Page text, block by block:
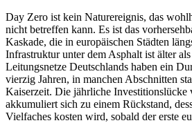
Day Zero ist kein Naturereignis, das
nicht betreffen kann. Es ist das
Kaskade, die in europäischen Städten
Infrastruktur unter dem Asphalt ist älter
Leitungsnetze Deutschlands haben ein
vierzig Jahren, in manchen Abschnitten
Kaiserzeit. Die jährliche
akkumuliert sich zu einem Rückstand,
Vielfaches kosten wird, sobald der erste